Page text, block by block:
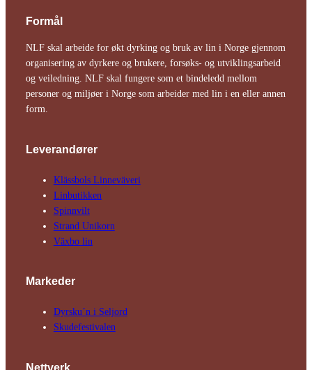
Formål
NLF skal arbeide for økt dyrking og bruk av lin i Norge gjennom
organisering av dyrkere og brukere, forsøks- og utviklingsarbeid
og veiledning. NLF skal fungere som et bindeledd mellom
personer og miljøer i Norge som arbeider med lin i en eller annen
form.
Leverandører
Klässbols Linne­väveri
Linbutikken
Spinnvilt
Strand Unikorn
Växbo lin
Markeder
Dyrsku´n i Seljord
Skude­fes­tivalen
Nettverk